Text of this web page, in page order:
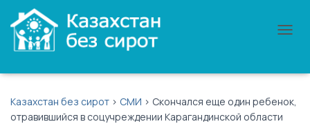
Л
Казахстан без сирот > СМИ > Скончался еще один ребенок,
отравившийся в соцучреждении Карагандинской области